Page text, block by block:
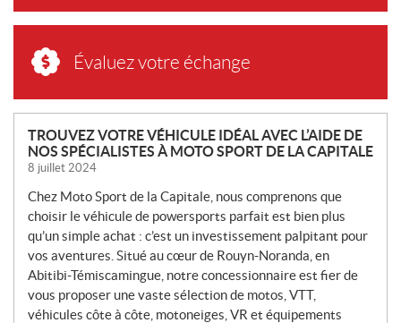
Évaluez votre échange
N
O
U
V
E
L
L
E
S
TROUVEZ VOTRE VÉHICULE IDÉAL AVEC L’AIDE DE
NOS SPÉCIALISTES À MOTO SPORT DE LA CAPITALE
8 juillet 2024
Chez Moto Sport de la Capitale, nous comprenons que
choisir le véhicule de powersports parfait est bien plus
qu’un simple achat : c’est un investissement palpitant pour
vos aventures. Situé au cœur de Rouyn-Noranda, en
Abitibi-Témiscamingue, notre concessionnaire est fier de
vous proposer une vaste sélection de motos, VTT,
véhicules côte à côte, motoneiges, VR et équipements